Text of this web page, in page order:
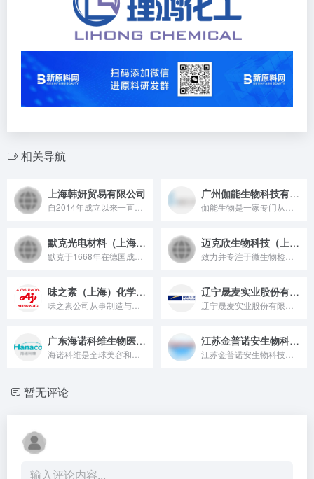
相关导航
上海韩妍贸易有限公司 广州伽能生物科技有限公司
默克光电材料（上海）有限公司 迈克欣生物科技（上海）有限公司
味之素（上海）化学制品有限公司 辽宁晟麦实业股份有限公司
广东海诺科维生物医药有限公司/广州广曼生物科技有限公司 江苏金普诺安生物科技股份有限公司
暂无评论